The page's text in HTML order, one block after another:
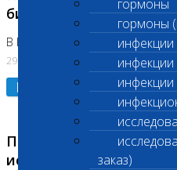
гормоны
гормоны
инфекции
инфекции
заказ)
биохимических
В Бутово 29.07.26
29.07.2026
Подробнее
Приостановлено
исследований